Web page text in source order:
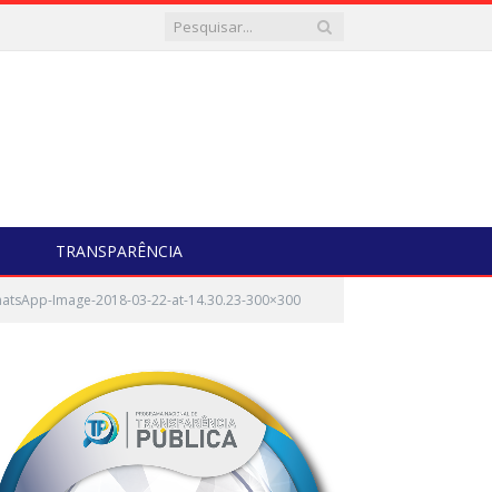
TRANSPARÊNCIA
Image-2018-03-22-at-14.30.23-300×300